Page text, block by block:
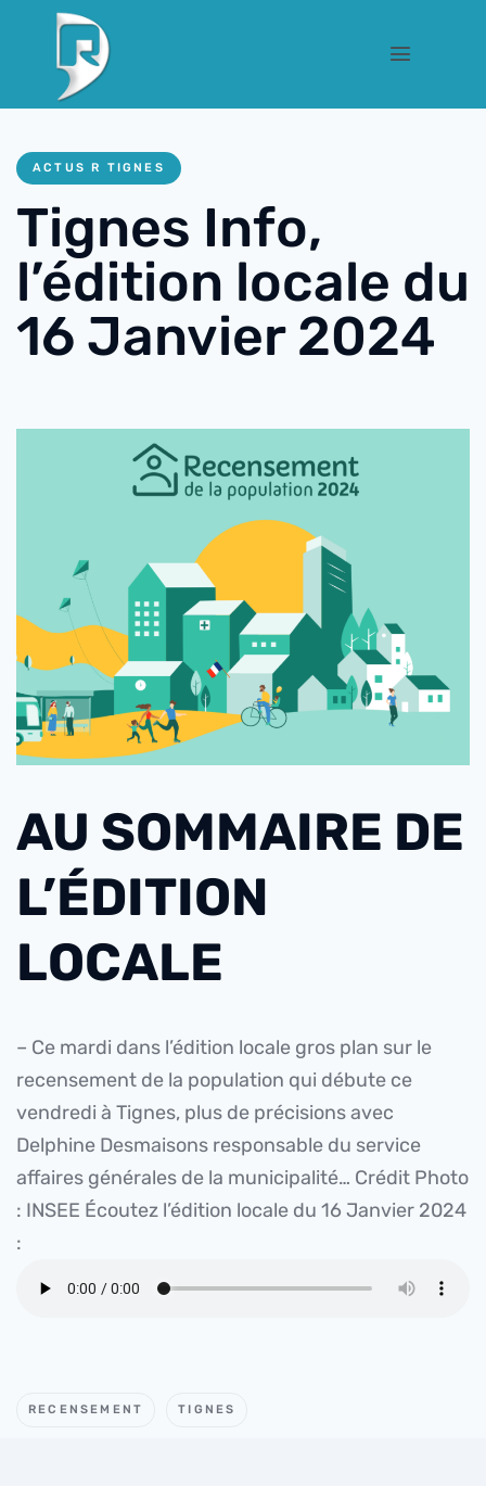
ACTUS R TIGNES
Tignes Info,
l’édition locale du
16 Janvier 2024
AU SOMMAIRE DE
L’ÉDITION
LOCALE
– Ce mardi dans l’édition locale gros plan sur le
recensement de la population qui débute ce
vendredi à Tignes, plus de précisions avec
Delphine Desmaisons responsable du service
affaires générales de la municipalité… Crédit Photo
: INSEE Écoutez l’édition locale du 16 Janvier 2024
:
RECENSEMENT TIGNES